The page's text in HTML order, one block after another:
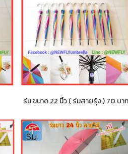
ร่ม ขนาด 22 นิ้ว ( ร่มสายรุ้ง ) 70 บาท